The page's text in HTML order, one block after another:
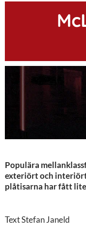
Populära
exteriört och
plåtisarna har fått
Text Stefan Janeld